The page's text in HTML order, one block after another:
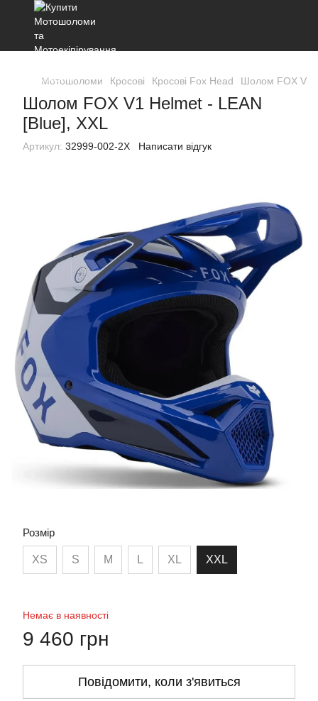
Мотошоломи Кросові Кросові Fox Head Шолом FOX V1
Шолом FOX V1 Helmet - LEAN
[Blue], XXL
Артикул: 32999-002-2X Написати відгук
Розмір
XS S M L XL XXL
Немає в наявності
9 460 грн
Повідомити, коли з'явиться